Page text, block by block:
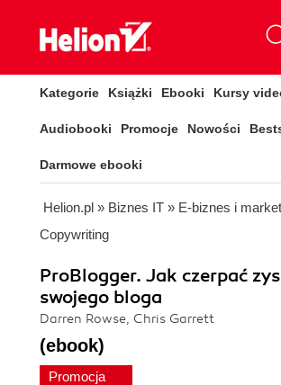
Kategorie Książki Ebooki Kursy
Audiobooki Promocje Nowości
Darmowe ebooki
Helion.pl » Biznes IT » E-biznes i
Copywriting
ProBlogger. Jak czerpać
swojego bloga
Darren Rowse, Chris Garrett
(ebook)
Promocja